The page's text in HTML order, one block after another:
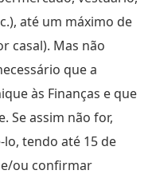
até um máximo de
casal). Mas não
que a
às Finanças e que
Se assim não for,
tendo até 15 de
ou confirmar